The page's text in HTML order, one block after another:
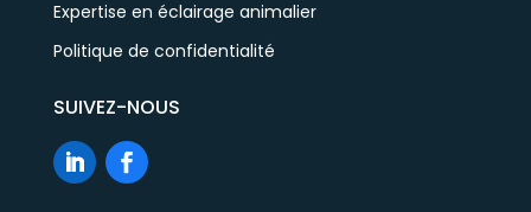
Expertise en éclairage animalier
Politique de confidentialité
SUIVEZ-NOUS